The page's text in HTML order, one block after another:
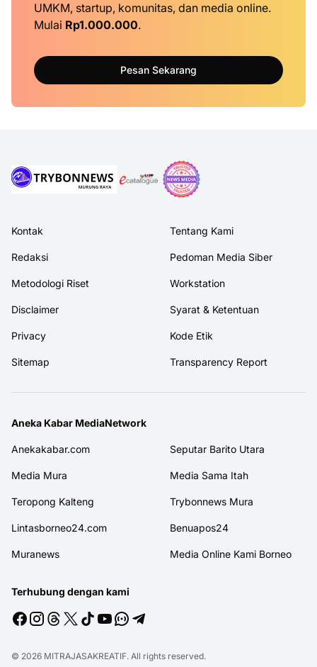
UMKM, startup, komunitas, dan media online.
Mulai Rp1.000.000.
Pesan Sekarang
Kontak Tentang Kami
Redaksi Pedoman Media Siber
Metodologi Riset Workstation
Disclaimer Syarat & Ketentuan
Privacy Kode Etik
Sitemap Transparency Report
Aneka Kabar MediaNetwork
Anekakabar.com Seputar Barito Utara
Media Mura Media Sama Itah
Teropong Kalteng Trybonnews Mura
Lintasborneo24.com Benuapos24
Muranews Media Online Kami Borneo
Terhubung dengan kami
© 2026 MITRAJASAKREATIF. All rights reserved.